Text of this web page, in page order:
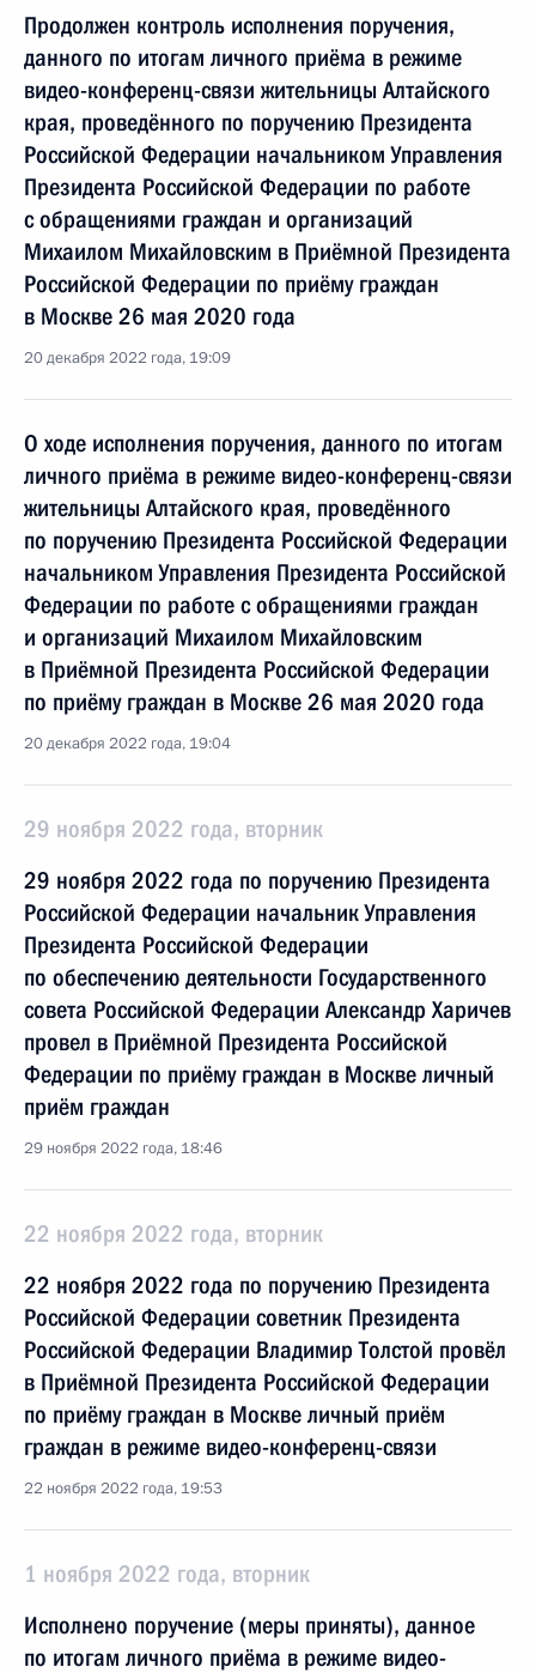
Продолжен контроль исполнения поручения,
данного по итогам личного приёма в режиме
видео-конференц-связи жительницы Алтайского
края, проведённого по поручению Президента
Российской Федерации начальником Управления
Президента Российской Федерации по работе
с обращениями граждан и организаций
Михаилом Михайловским в Приёмной Президента
Российской Федерации по приёму граждан
в Москве 26 мая 2020 года
20 декабря 2022 года, 19:09
О ходе исполнения поручения, данного по итогам
личного приёма в режиме видео-конференц-связи
жительницы Алтайского края, проведённого
по поручению Президента Российской Федерации
начальником Управления Президента Российской
Федерации по работе с обращениями граждан
и организаций Михаилом Михайловским
в Приёмной Президента Российской Федерации
по приёму граждан в Москве 26 мая 2020 года
20 декабря 2022 года, 19:04
29 ноября 2022 года, вторник
29 ноября 2022 года по поручению Президента
Российской Федерации начальник Управления
Президента Российской Федерации
по обеспечению деятельности Государственного
совета Российской Федерации Александр Харичев
провел в Приёмной Президента Российской
Федерации по приёму граждан в Москве личный
приём граждан
29 ноября 2022 года, 18:46
22 ноября 2022 года, вторник
22 ноября 2022 года по поручению Президента
Российской Федерации советник Президента
Российской Федерации Владимир Толстой провёл
в Приёмной Президента Российской Федерации
по приёму граждан в Москве личный приём
граждан в режиме видео-конференц-связи
22 ноября 2022 года, 19:53
1 ноября 2022 года, вторник
Исполнено поручение (меры приняты), данное
по итогам личного приёма в режиме видео-